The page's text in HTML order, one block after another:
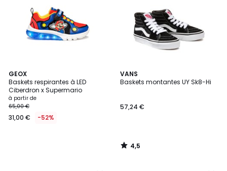
GEOX
Baskets respirantes à LED
Ciberdron x Supermario
à partir de
65,00 €
31,00 € -52%
VANS
Baskets montantes UY Sk8-Hi
57,24 €
4,5
/ 5
4,5
/